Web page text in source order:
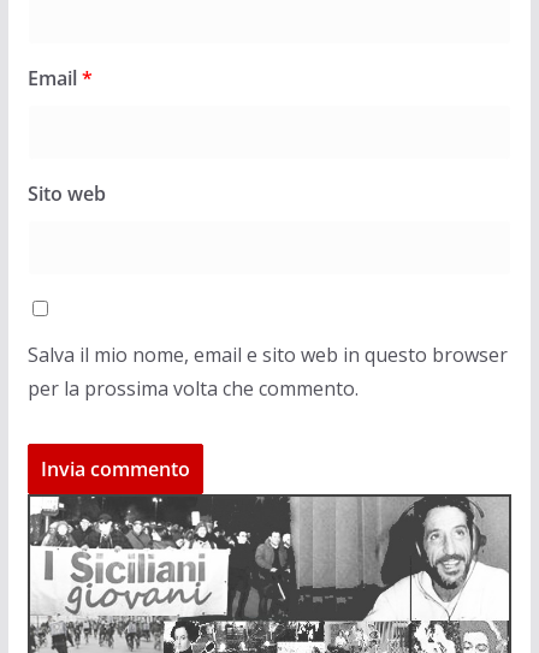
Email*
Sito web
Salva il mio nome, email e sito web in questo browser
per la prossima volta che commento.